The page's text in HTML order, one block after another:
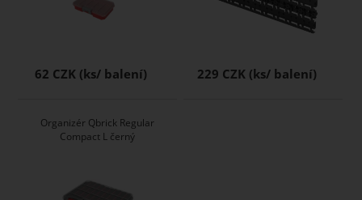
62 CZK 229 CZK
Organizér Qbrick Regular
Compact L černý